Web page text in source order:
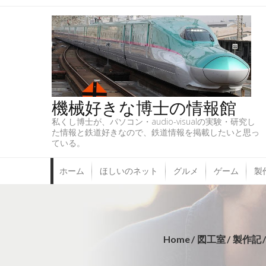
機械好きな博士の情報館
私くし博士が、パソコン・audio-visualの実験・研究し
た情報と鉄道好きなので、鉄道情報を掲載したいと思っ
ている。
ホーム ほしいのネット グルメ ゲーム 製
Home 図工室 製作記